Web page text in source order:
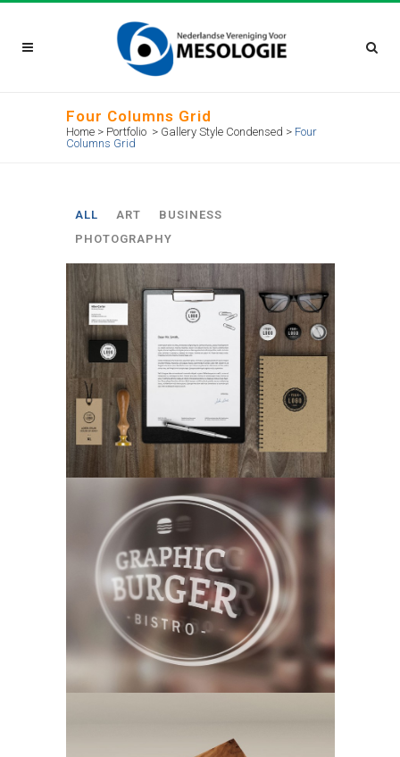
Four Columns Grid
Home > Portfolio > Gallery Style Condensed > Four
Columns Grid
ALL ART
BUSINESS
PHOTOGRAPHY